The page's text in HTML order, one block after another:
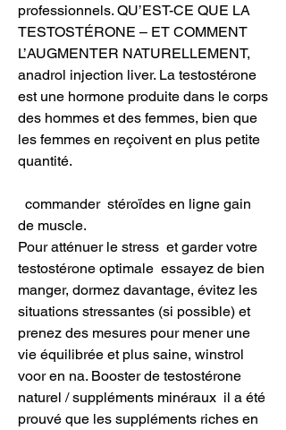
professionnels. QU’EST-CE QUE LA
TESTOSTÉRONE – ET COMMENT
L’AUGMENTER NATURELLEMENT,
anadrol injection liver. La testostérone
est une hormone produite dans le corps
des hommes et des femmes, bien que
les femmes en reçoivent en plus petite
quantité.
de muscle.
Pour atténuer le stress  et garder votre
testostérone optimale  essayez de bien
manger, dormez davantage, évitez les
situations stressantes (si possible) et
prenez des mesures pour mener une
vie équilibrée et plus saine, winstrol
voor en na. Booster de testostérone
naturel / suppléments minéraux  il a été
prouvé que les suppléments riches en